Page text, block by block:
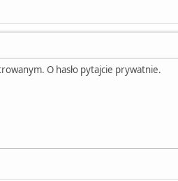
O hasło pytajcie prywatnie.